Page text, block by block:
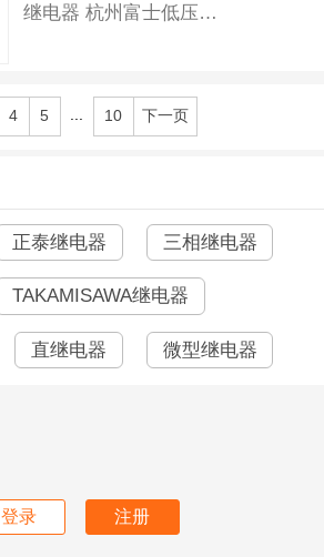
继电器 杭州富士低压电器有限公司
4 5 ... 10 下一页
正泰继电器 三相继电器
TAKAMISAWA继电器
直继电器 微型继电器
登录 注册